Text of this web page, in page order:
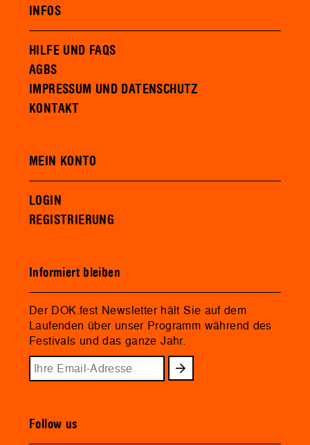
INFOS
HILFE UND FAQS
AGBS
IMPRESSUM UND DATENSCHUTZ
KONTAKT
MEIN KONTO
LOGIN
REGISTRIERUNG
Informiert bleiben
Der DOK.fest Newsletter hält Sie auf dem
Laufenden über unser Programm während des
Festivals und das ganze Jahr.
Follow us